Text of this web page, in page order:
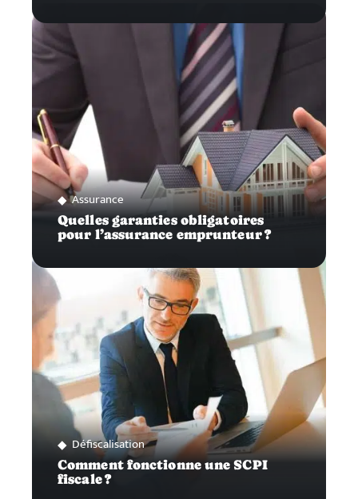
Assurance
Quelles garanties obligatoires
pour l’assurance emprunteur ?
Défiscalisation
Comment fonctionne une SCPI
fiscale ?